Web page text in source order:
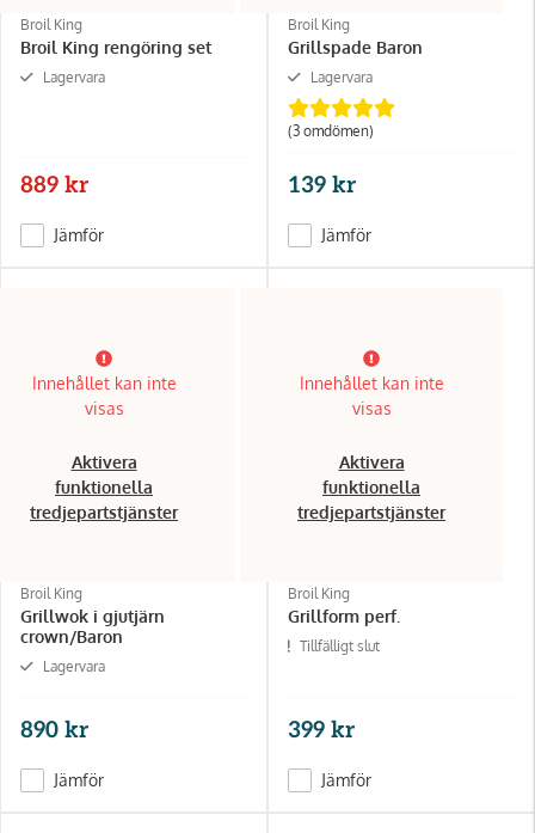
Broil King
Broil King rengöring set
Lagervara
889 kr
Jämför
Broil King
Grillspade Baron
Lagervara
(3 omdömen)
139 kr
Jämför
Innehållet kan inte
visas
Aktivera
funktionella
tredjepartstjänster
Broil King
Grillwok i gjutjärn
crown/Baron
Lagervara
890 kr
Jämför
Innehållet kan inte
visas
Aktivera
funktionella
tredjepartstjänster
Broil King
Grillform perf.
Tillfälligt slut
399 kr
Jämför